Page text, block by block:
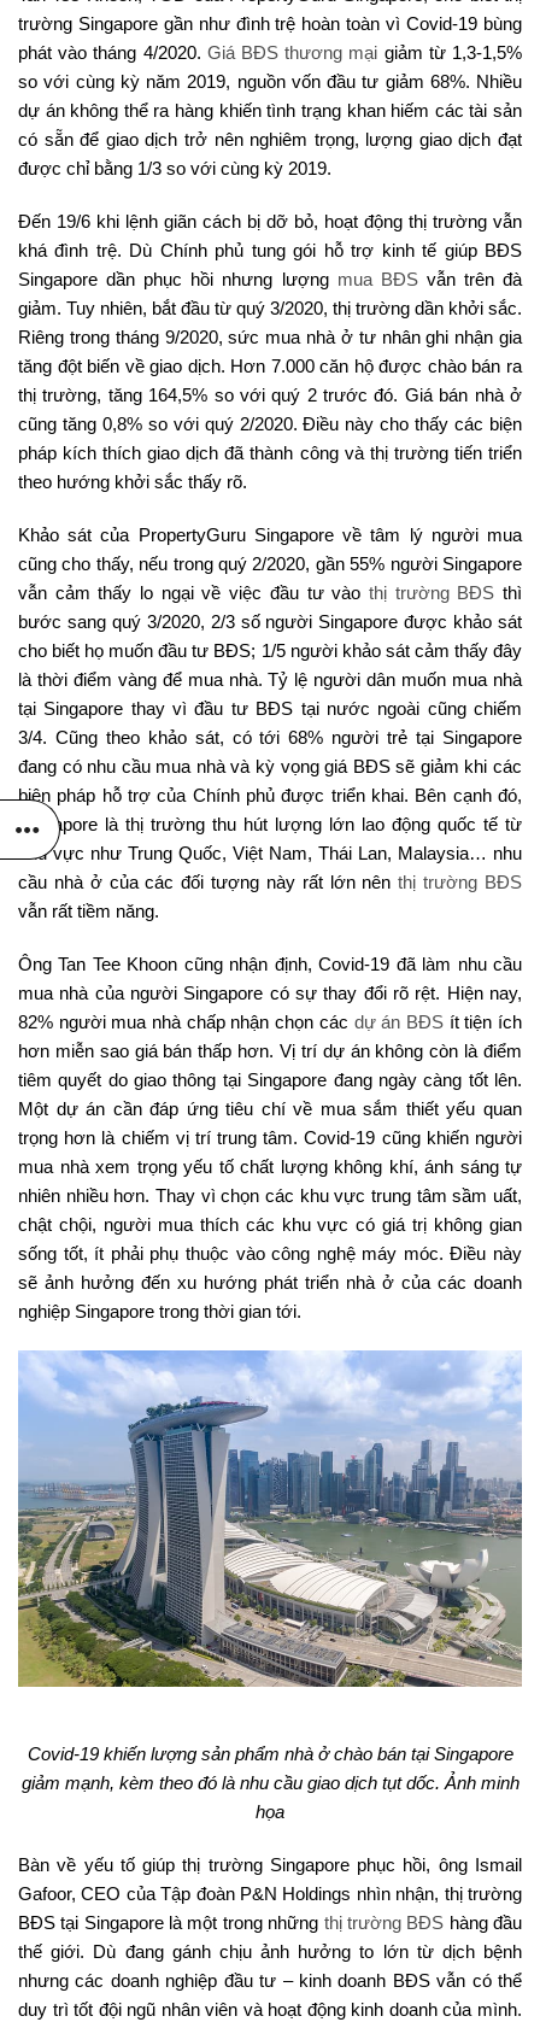
trường Singapore gần như đình trệ hoàn toàn vì Covid-19 bùng
phát vào tháng 4/2020. Giá BĐS thương mại giảm từ 1,3-1,5%
so với cùng kỳ năm 2019, nguồn vốn đầu tư giảm 68%. Nhiều
dự án không thể ra hàng khiến tình trạng khan hiếm các tài sản
có sẵn để giao dịch trở nên nghiêm trọng, lượng giao dịch đạt
được chỉ bằng 1/3 so với cùng kỳ 2019.
Đến 19/6 khi lệnh giãn cách bị dỡ bỏ, hoạt động thị trường vẫn
khá đình trệ. Dù Chính phủ tung gói hỗ trợ kinh tế giúp BĐS
Singapore dần phục hồi nhưng lượng mua BĐSvẫn trên đà
giảm. Tuy nhiên, bắt đầu từ quý 3/2020, thị trường dần khởi sắc.
Riêng trong tháng 9/2020, sức mua nhà ở tư nhân ghi nhận gia
tăng đột biến về giao dịch. Hơn 7.000 căn hộ được chào bán ra
thị trường, tăng 164,5% so với quý 2 trước đó. Giá bán nhà ở
cũng tăng 0,8% so với quý 2/2020. Điều này cho thấy các biện
pháp kích thích giao dịch đã thành công và thị trường tiến triển
theo hướng khởi sắc thấy rõ.
Khảo sát của PropertyGuru Singapore về tâm lý người mua
cũng cho thấy, nếu trong quý 2/2020, gần 55% người Singapore
vẫn cảm thấy lo ngại về việc đầu tư vào thị trường BĐS thì
bước sang quý 3/2020, 2/3 số người Singapore được khảo sát
cho biết họ muốn đầu tư BĐS; 1/5 người khảo sát cảm thấy đây
là thời điểm vàng để mua nhà. Tỷ lệ người dân muốn mua nhà
tại Singapore thay vì đầu tư BĐS tại nước ngoài cũng chiếm
3/4. Cũng theo khảo sát, có tới 68% người trẻ tại Singapore
đang có nhu cầu mua nhà và kỳ vọng giá BĐS sẽ giảm khi các
biện pháp hỗ trợ của Chính phủ được triển khai. Bên cạnh đó,
Singapore là thị trường thu hút lượng lớn lao động quốc tế từ
khu vực như Trung Quốc, Việt Nam, Thái Lan, Malaysia… nhu
cầu nhà ở của các đối tượng này rất lớn nênthị trường BĐS
vẫn rất tiềm năng.
Ông Tan Tee Khoon cũng nhận định, Covid-19 đã làm nhu cầu
mua nhà của người Singapore có sự thay đổi rõ rệt. Hiện nay,
82% người mua nhà chấp nhận chọn các dự án BĐSít tiện ích
hơn miễn sao giá bán thấp hơn. Vị trí dự án không còn là điểm
tiêm quyết do giao thông tại Singapore đang ngày càng tốt lên.
Một dự án cần đáp ứng tiêu chí về mua sắm thiết yếu quan
trọng hơn là chiếm vị trí trung tâm. Covid-19 cũng khiến người
mua nhà xem trọng yếu tố chất lượng không khí, ánh sáng tự
nhiên nhiều hơn. Thay vì chọn các khu vực trung tâm sầm uất,
chật chội, người mua thích các khu vực có giá trị không gian
sống tốt, ít phải phụ thuộc vào công nghệ máy móc. Điều này
sẽ ảnh hưởng đến xu hướng phát triển nhà ở của các doanh
nghiệp Singapore trong thời gian tới.
Covid-19 khiến lượng sản phẩm nhà ở chào bán tại Singapore
giảm mạnh, kèm theo đó là nhu cầu giao dịch tụt dốc. Ảnh minh
họa
Bàn về yếu tố giúp thị trường Singapore phục hồi, ông Ismail
Gafoor, CEO của Tập đoàn P&N Holdings nhìn nhận, thị trường
BĐS tại Singapore là một trong những thị trường BĐS hàng đầu
thế giới. Dù đang gánh chịu ảnh hưởng to lớn từ dịch bệnh
nhưng các doanh nghiệp đầu tư – kinh doanh BĐS vẫn có thể
duy trì tốt đội ngũ nhân viên và hoạt động kinh doanh của mình.